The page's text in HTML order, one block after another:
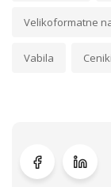
Velikoformatne
Vabila Ceniki